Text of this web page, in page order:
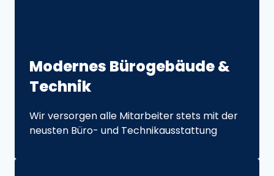
Modernes Bürogebäude
Technik
Wir versorgen alle Mitarbeiter stets mit der
neusten Büro- und Technikausstattung